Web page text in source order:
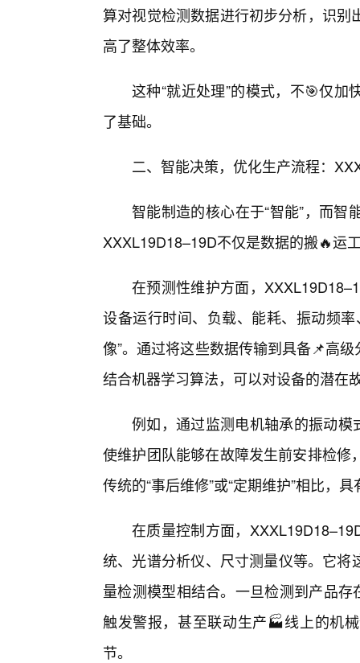
算对视觉检测数据进行初步分析，识
高了整体效率。
这种“就近处理”的模式，不🎯仅
了基础。
二、智能决策，优化生产流程：
智能制造的核心在于“智能”，而
XXXL19D18–19D不仅是数据的搬🔥运
在预测性维护方面，
设备运行时间、负载、能耗、振动频
像”。通过将这些数据传输到具备📌高
结合机器学习算法，可以对设备的潜在
例如，通过监测电机轴承的振动
使维护团队能够在故障发生前安排检
传统的“事后维修”或“定期维护”相比，
在质量控制方面，
统、光谱分析仪、尺寸测量仪等。它
量检测模型相结合。一旦检测到产品
触发警报，甚至联动生产🏭线上的机
节。